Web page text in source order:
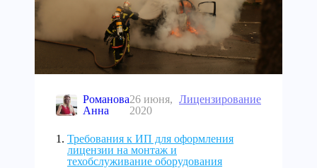
Романова
Анна
26 июня,
2020
Лицензирование
Требования к ИП для оформления
лицензии на монтаж и
техобслуживание оборудования